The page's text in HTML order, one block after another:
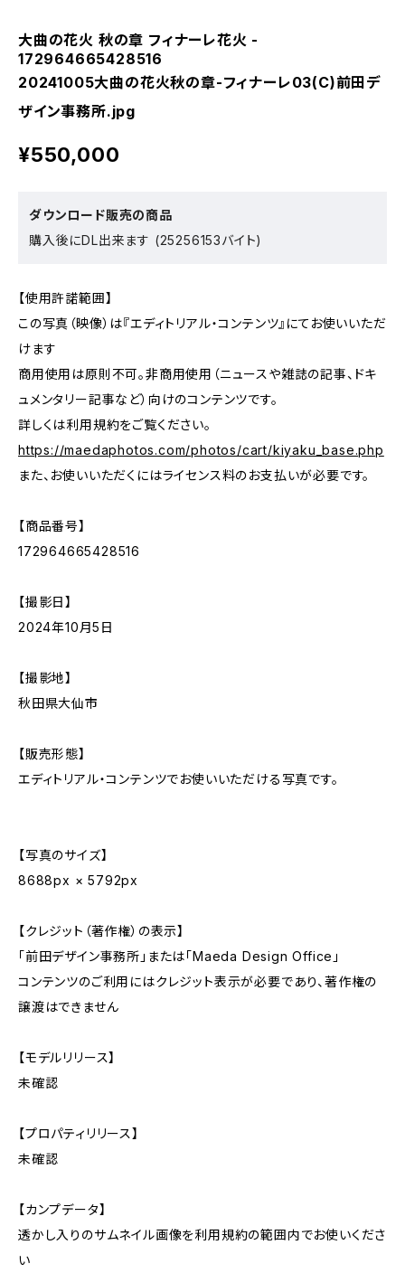
大曲の花火 秋の章 フィナーレ花火 -
172964665428516
20241005大曲の花火秋の章-フィナーレ03(C)前田デ
ザイン事務所.jpg
¥550,000
ダウンロード販売の商品
購入後にDL出来ます (25256153バイト)
【使用許諾範囲】
この写真（映像）は『エディトリアル・コンテンツ』にてお使いいただ
けます
商用使用は原則不可。非商用使用（ニュースや雑誌の記事、ドキ
ュメンタリー記事など）向けのコンテンツです。
詳しくは利用規約をご覧ください。
https://maedaphotos.com/photos/cart/kiyaku_base.php
また、お使いいただくにはライセンス料のお支払いが必要です。
【商品番号】
172964665428516
【撮影日】
2024年10月5日
【撮影地】
秋田県大仙市
【販売形態】
エディトリアル・コンテンツでお使いいただける写真です。
【写真のサイズ】
8688px × 5792px
【クレジット（著作権）の表示】
「前田デザイン事務所」または「Maeda Design Office」
コンテンツのご利用にはクレジット表示が必要であり、著作権の
譲渡はできません
【モデルリリース】
未確認
【プロパティリリース】
未確認
【カンプデータ】
透かし入りのサムネイル画像を利用規約の範囲内でお使いくださ
い